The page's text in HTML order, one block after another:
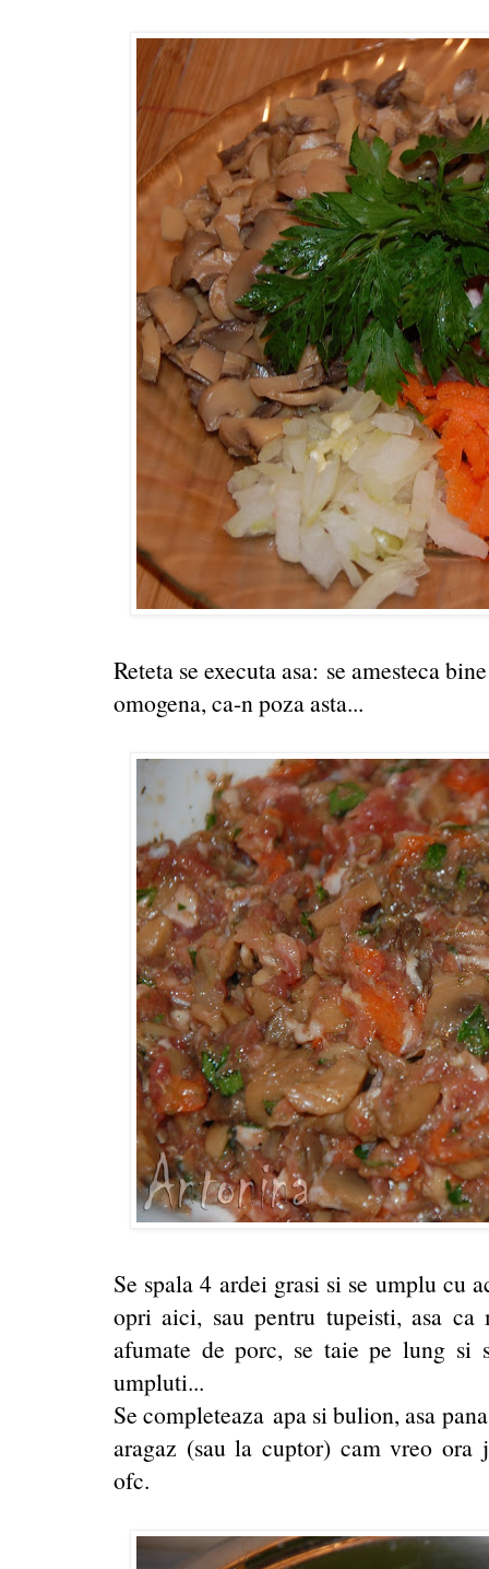
Reteta se executa asa: se amesteca
omogena, ca-n poza asta...
Se spala 4 ardei grasi si se umplu cu
opri aici, sau pentru tupeisti, asa ca
afumate de porc, se taie pe lung si
umpluti...
Se completeaza apa si bulion, asa
aragaz (sau la cuptor) cam vreo ora
ofc.